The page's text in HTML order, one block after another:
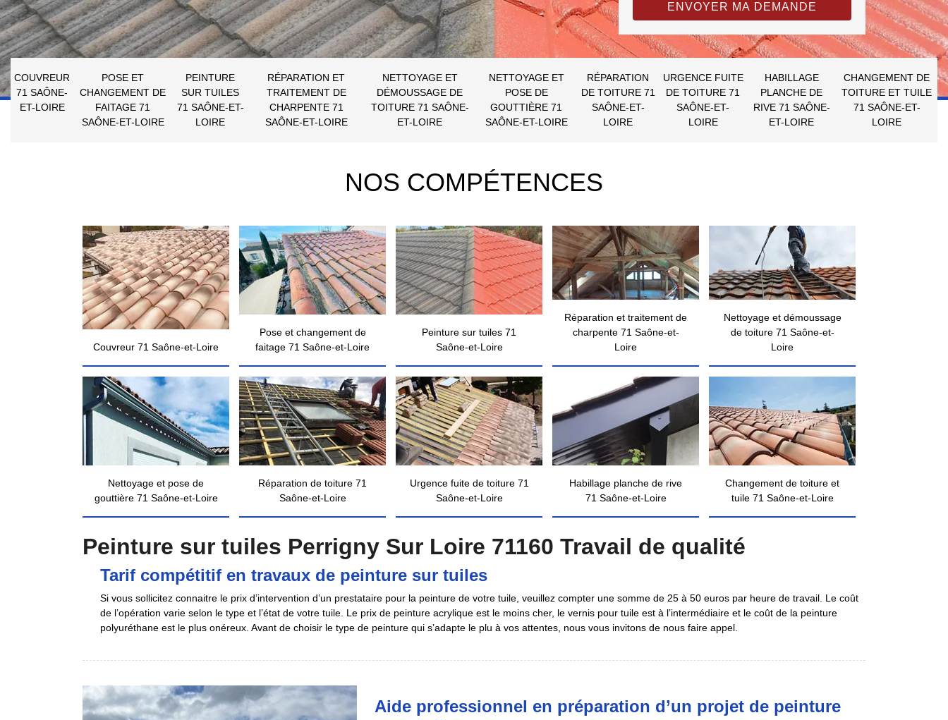
COUVREUR
71 SAÔNE-
ET-LOIRE
POSE ET
CHANGEMENT DE
FAITAGE 71
SAÔNE-ET-LOIRE
PEINTURE
SUR TUILES
71 SAÔNE-ET-
LOIRE
RÉPARATION ET
TRAITEMENT DE
CHARPENTE 71
SAÔNE-ET-LOIRE
NETTOYAGE ET
DÉMOUSSAGE DE
TOITURE 71 SAÔNE-
ET-LOIRE
NETTOYAGE ET
POSE DE
GOUTTIÈRE 71
SAÔNE-ET-LOIRE
RÉPARATION
DE TOITURE 71
SAÔNE-ET-
LOIRE
URGENCE FUITE
DE TOITURE 71
SAÔNE-ET-
LOIRE
HABILLAGE
PLANCHE DE
RIVE 71 SAÔNE-
ET-LOIRE
CHANGEMENT DE
TOITURE ET TUILE
71 SAÔNE-ET-
LOIRE
NOS COMPÉTENCES
Couvreur 71 Saône-et-Loire
Pose et changement de
faitage 71 Saône-et-Loire
Peinture sur tuiles 71
Saône-et-Loire
Réparation et traitement de
charpente 71 Saône-et-
Loire
Nettoyage et démoussage
de toiture 71 Saône-et-
Loire
Nettoyage et pose de
gouttière 71 Saône-et-Loire
Réparation de toiture 71
Saône-et-Loire
Urgence fuite de toiture 71
Saône-et-Loire
Habillage planche de rive
71 Saône-et-Loire
Changement de toiture et
tuile 71 Saône-et-Loire
Peinture sur tuiles Perrigny Sur Loire 71160 Travail de qualité
Tarif compétitif en travaux de peinture sur tuiles
Si vous sollicitez connaitre le prix d’intervention d’un prestataire pour la peinture de votre tuile, veuillez compter une somme de 25 à 50 euros par heure de travail. Le coût
de l’opération varie selon le type et l’état de votre tuile. Le prix de peinture acrylique est le moins cher, le vernis pour tuile est à l’intermédiaire et le coût de la peinture
polyuréthane est le plus onéreux. Avant de choisir le type de peinture qui s’adapte le plu à vos attentes, nous vous invitons de nous faire appel.
Aide professionnel en préparation d’un projet de peinture